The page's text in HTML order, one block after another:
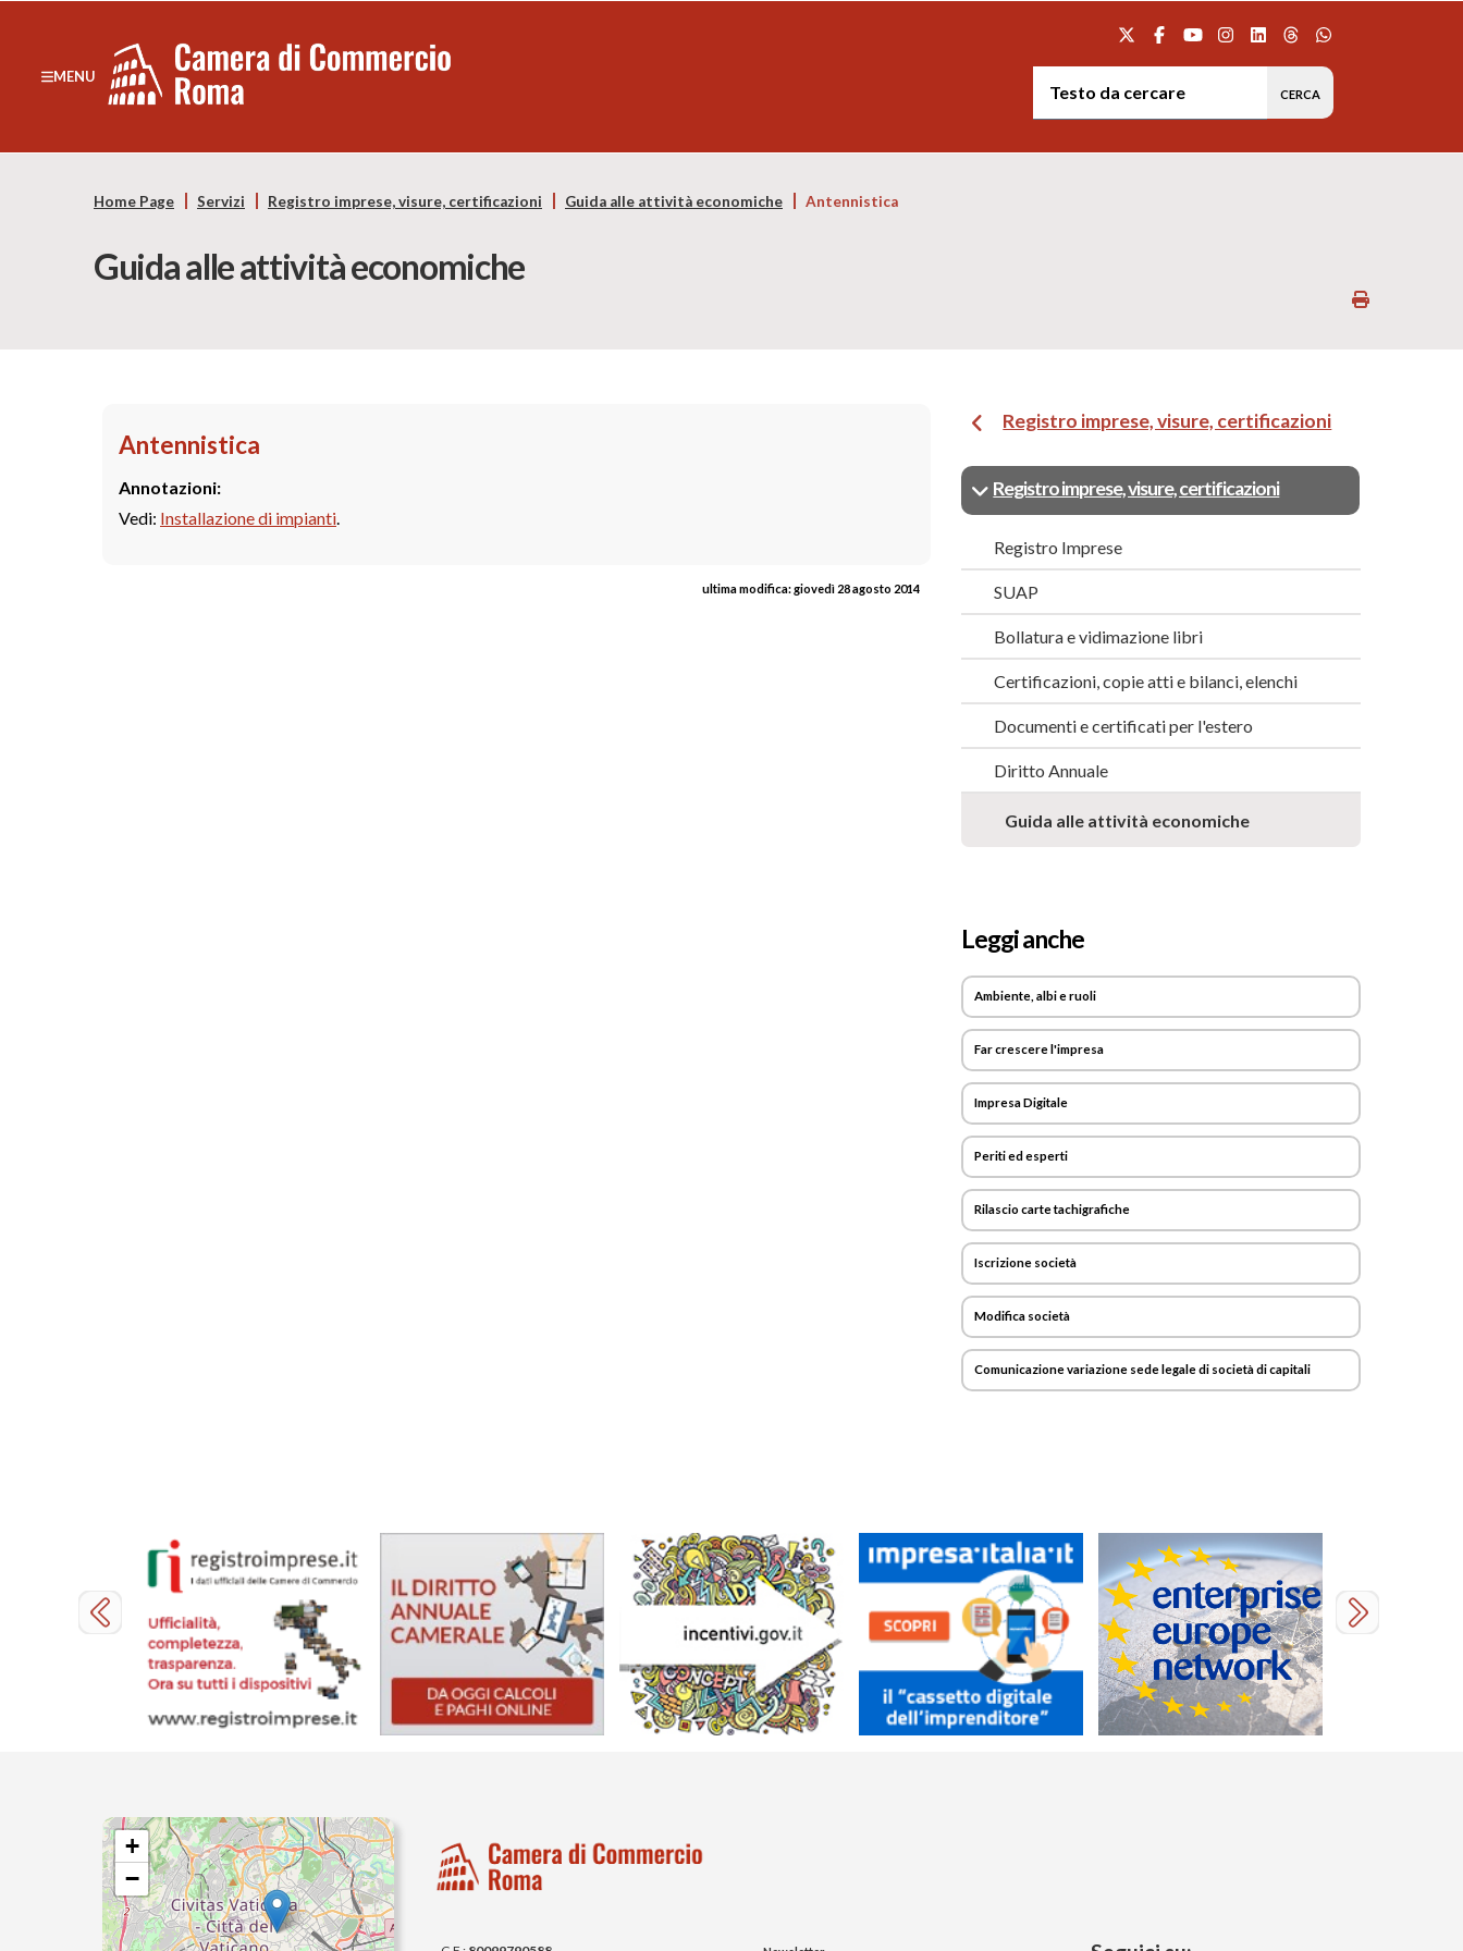
Notizie in primo piano
Banner servizi
MENU
Camera
Commercio
di
Roma
Roma
Testo da cercare:
Home Page Servizi Registro imprese, visure, certificazioni Guida alle attività economiche Antennistica
Guida alle attività economiche
Antennistica
Annotazioni:
Vedi: Installazione di impianti
ultima modifica:giovedì 28 agosto 2014
Registro imprese, visure, certificazioni
Registro imprese, visure, certificazioni
Registro Imprese
SUAP
Bollatura e vidimazione libri
Certificazioni, copie atti e bilanci, elenchi
Documenti e certificati per l'estero
Diritto Annuale
Guida alle attività economiche
Leggi anche
Ambiente, albi e ruoli
Far crescere l'impresa
Impresa Digitale
Periti ed esperti
Rilascio carte tachigrafiche
Iscrizione società
Modifica società
Comunicazione variazione sede legale di società di capitali
+
−